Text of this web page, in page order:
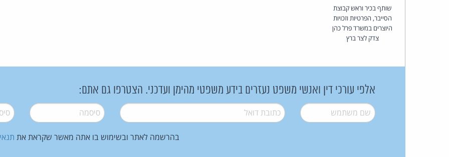
שותף בכיר וראש קבוצת
הסייבר, הפרטיות וזכויות
היוצרים במשרד פרל כהן
צדק לצר ברץ
אלפי עורכי דין ואנשי משפט נעזרים בידע משפטי מהימן ועדכני. הצטרפו גם אתם:
שם משתמש* דואל* סיסמה*
בהרשמה לאתר ובשימוש בו אתה מאשר שקראת את